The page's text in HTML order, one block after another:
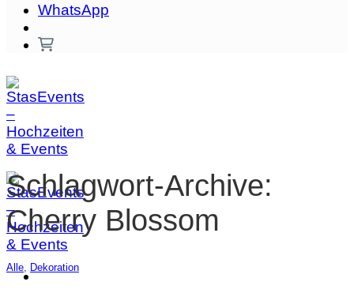
WhatsApp
Schlagwort-Archive:
Cherry Blossom
Alle Dekoration